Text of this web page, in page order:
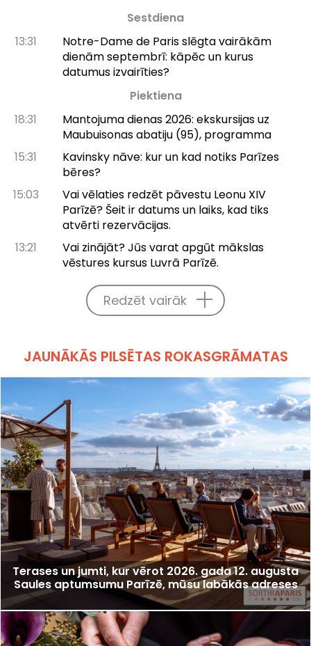
Sestdiena
13:31
Notre-Dame de Paris slēgta vairākām
dienām septembrī: kāpēc un kurus
datumus izvairīties?
Piektiena
18:31
Mantojuma dienas 2026: ekskursijas uz
Maubuisonas abatiju (95), programma
15:31
Kavinsky nāve: kur un kad notiks Parīzes
bēres?
15:03
Vai vēlaties redzēt pāvestu Leonu XIV
Parīzē? Šeit ir datums un laiks, kad tiks
atvērti rezervācijas.
13:21
Vai zinājāt? Jūs varat apgūt mākslas
vēstures kursus Luvrā Parīzē.
Redzēt vairāk
JAUNĀKĀS PILSĒTAS ROKASGRĀMATAS
Terases un jumti, kur vērot 2026. gada 12. augusta
Saules aptumsumu Parīzē, mūsu labākās adreses